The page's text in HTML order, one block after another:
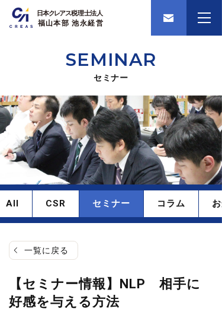
SEMINAR
セミナー
All CSR セミナー コラム
一覧に戻る
【セミナー情報】NLP 相手に
好感を与える方法